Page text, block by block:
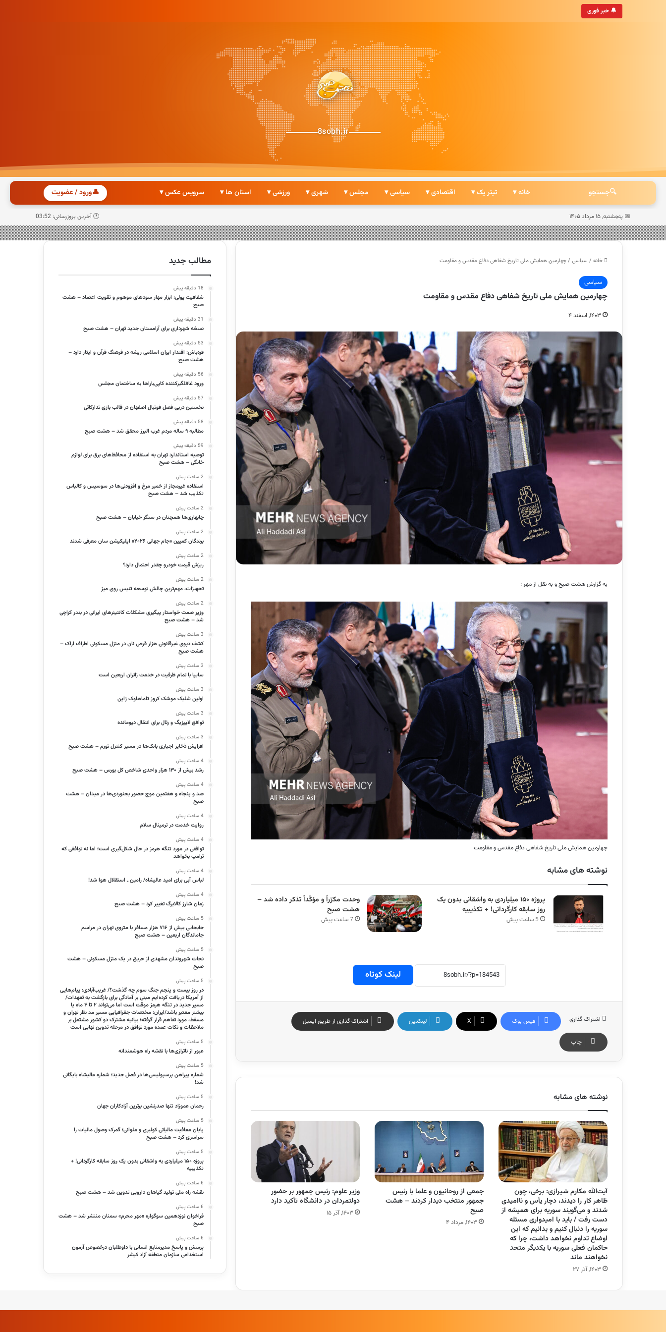
🔔 خبر فوری
• به‌روزترین خبرگزاری ایرانی
8sobh.ir
🔍جستجو خانه ▾ تیتر یک ▾ اقتصادی ▾ سیاسی ▾ مجلس ▾ شهری ▾ ورزشی ▾ استان ها ▾ سرویس عکس ▾ 👤ورود / عضویت
📅 پنجشنبه, ۱۵ مرداد ۱۴۰۵ 🕐 آخرین بروزرسانی: 03:52
خانه / سیاسی /چهارمین همایش ملی تاریخ شفاهی دفاع مقدس و مقاومت
سیاسی
چهارمین همایش ملی تاریخ شفاهی دفاع مقدس و مقاومت
۱۴۰۳, اسفند ۴
به گزارش هشت صبح و به نقل از مهر :
چهارمین همایش ملی تاریخ شفاهی دفاع مقدس و مقاومت
نوشته های مشابه
پروژه ۱۵۰ میلیاردی به واشقانی بدون یک
روز سابقه کارگردانی! + تکذیبیه
5 ساعت پیش
وحدت مکرّراً و مؤکّداً تذکر داده شد –
هشت صبح
7 ساعت پیش
لینک کوتاه
اشتراک گذاری فیس بوک X لینکدین اشتراک گذاری از طریق ایمیل
چاپ
نوشته های مشابه
آیت‌الله مکارم شیرازی: برخی، چون
ظاهر کار را دیدند، دچار یأس و ناامیدی
شدند و می‌گویند سوریه برای همیشه از
دست رفت / باید با امیدواری مسئله
سوریه را دنبال کنیم و بدانیم که این
اوضاع تداوم نخواهد داشت، چرا که
حاکمان فعلی سوریه با یکدیگر متحد
نخواهند ماند
۱۴۰۳, آذر ۲۷
جمعی از روحانیون و علما با رئیس
جمهور منتخب دیدار کردند – هشت
صبح
۱۴۰۳, مرداد ۴
وزیر علوم: رئیس جمهور بر حضور
دولتمردان در دانشگاه تأکید دارد
۱۴۰۳, آذر ۱۵
مطالب جدید
18 دقیقه پیش
شفافیت پولی؛ ابزار مهار سودهای موهوم و تقویت اعتماد – هشت
صبح
31 دقیقه پیش
نسخه شهرداری برای آرامستان جدید تهران – هشت صبح
53 دقیقه پیش
قره‌باش: اقتدار ایران اسلامی ریشه در فرهنگ قرآن و ایثار دارد –
هشت صبح
56 دقیقه پیش
ورود غافلگیرکننده کاپی‌باراها به ساختمان مجلس
57 دقیقه پیش
نخستین دربی فصل فوتبال اصفهان در قالب بازی تدارکاتی
58 دقیقه پیش
مطالبه ۹ ساله مردم غرب البرز محقق شد – هشت صبح
59 دقیقه پیش
توصیه استاندارد تهران به استفاده از محافظ‌های برق برای لوازم
خانگی – هشت صبح
2 ساعت پیش
استفاده غیرمجاز از خمیر مرغ و افزودنی‌ها در سوسیس و کالباس
تکذیب شد – هشت صبح
2 ساعت پیش
چابهاری‌ها همچنان در سنگر خیابان – هشت صبح
2 ساعت پیش
برندگان کمپین «جام جهانی ۲۰۲۶» اپلیکیشن سان معرفی شدند
2 ساعت پیش
ریزش قیمت خودرو چقدر احتمال دارد؟
2 ساعت پیش
تجهیزات، مهم‌ترین چالش توسعه تنیس روی میز
2 ساعت پیش
وزیر صمت خواستار پیگیری مشکلات کانتینرهای ایرانی در بندر کراچی
شد – هشت صبح
3 ساعت پیش
کشف دپوی غیرقانونی هزار قرص نان در منزل مسکونی اطراف اراک –
هشت صبح
3 ساعت پیش
سایپا با تمام ظرفیت در خدمت زائران اربعین است
3 ساعت پیش
اولین شلیک موشک کروز تاماهاوک ژاپن
3 ساعت پیش
توافق لایپزیگ و رئال برای انتقال دیومانده
3 ساعت پیش
افزایش ذخایر اجباری بانک‌ها در مسیر کنترل تورم – هشت صبح
4 ساعت پیش
رشد بیش از ۱۳۰ هزار واحدی شاخص کل بورس – هشت صبح
4 ساعت پیش
صد و پنجاه و هفتمین موج حضور بجنوردی‌ها در میدان – هشت
صبح
4 ساعت پیش
روایت خدمت در ترمینال سلام
4 ساعت پیش
توافقی در مورد تنگه هرمز در حال شکل‌گیری است؛ اما نه توافقی که
ترامپ بخواهد
4 ساعت پیش
لباس آبی برای امید عالیشاه/ رامین ـ استقلال هوا شد!
4 ساعت پیش
زمان شارژ کالابرگ تغییر کرد – هشت صبح
5 ساعت پیش
جابجایی بیش از ۷۱۶ هزار مسافر با متروی تهران در مراسم
جاماندگان اربعین – هشت صبح
5 ساعت پیش
نجات شهروندان مشهدی از حریق در یک منزل مسکونی – هشت
صبح
5 ساعت پیش
در روز بیست و پنجم جنگ سوم چه گذشت؟/ غریب‌آبادی: پیام‌هایی
از آمریکا دریافت کرده‌ایم مبنی بر آمادگی برای بازگشت به تعهدات/
مسیر جدید در تنگه هرمز موقت است اما می‌تواند ۲ تا ۴ ماه یا
بیشتر معتبر باشد/ایران: مختصات جغرافیایی مسیر مد نظر تهران و
مسقط، مورد تفاهم قرار گرفته؛ بیانیه مشترک دو کشور مشتمل بر
ملاحظات و نکات عمده مورد توافق در مرحله تدوین نهایی است
5 ساعت پیش
عبور از ناترازی‌ها با نقشه راه هوشمندانه
5 ساعت پیش
شماره پیراهن پرسپولیسی‌ها در فصل جدید؛ شماره عالیشاه بایگانی
شد!
5 ساعت پیش
رحمان عموزاد تنها صدرنشین برترین آزادکاران جهان
5 ساعت پیش
پایان معافیت مالیاتی کولبری و ملوانی؛ گمرک وصول مالیات را
سراسری کرد – هشت صبح
5 ساعت پیش
پروژه ۱۵۰ میلیاردی به واشقانی بدون یک روز سابقه کارگردانی! +
تکذیبیه
6 ساعت پیش
نقشه راه ملی تولید گیاهان دارویی تدوین شد – هشت صبح
6 ساعت پیش
فراخوان نوزدهمین سوگواره «مهر محرم» سمنان منتشر شد – هشت
صبح
6 ساعت پیش
پرسش و پاسخ مدیرمنابع انسانی با داوطلبان درخصوص آزمون
استخدامی سازمان منطقه آزاد کیشر